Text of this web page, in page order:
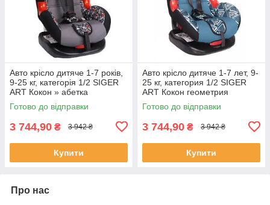
Авто крісло дитяче 1-7 років,
9-25 кг, категорія 1/2 SIGER
ART Кокон » абетка
Готово до відправки
3 744,90 ₴ 3 942 ₴
Купити
Авто крісло дитяче 1-7 лет, 9-
25 кг, категория 1/2 SIGER
ART Кокон геометрия
Готово до відправки
3 744,90 ₴ 3 942 ₴
Купити
Про нас